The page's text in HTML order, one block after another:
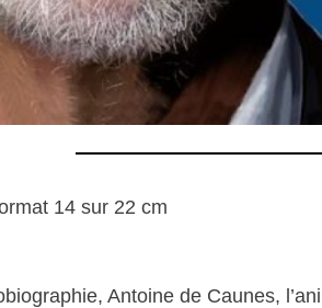
14 sur 22 cm
Antoine de Caunes,